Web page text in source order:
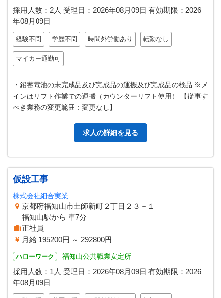
採用人数：2人 受理日： 2026年08月09日 有効期限： 2026
年08月09日
経験不問 学歴不問 時間外労働あり 転勤なし
マイカー通勤可
・鉛蓄電池の未完成品及び完成品の運搬及び完成品の検品 ※メ
インはリフト作業での運搬（カウンターリフト使用） 【従事す
べき業務の変更範囲：変更なし】
求人の詳細を見る
仮設工事
株式会社細合実業
京都府福知山市土師新町２丁目２３－１
福知山駅から 車7分
正社員
月給 195200円 ～ 292800円
ハローワーク 福知山公共職業安定所
採用人数：1人 受理日： 2026年08月09日 有効期限： 2026
年08月09日